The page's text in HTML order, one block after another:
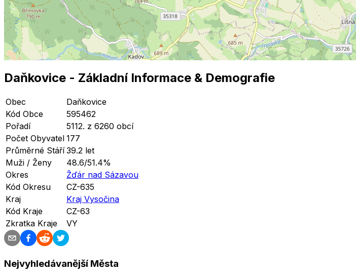
Daňkovice - Základní Informace & Demografie
Obec
Daňkovice
Kód Obce
595462
Pořadí
5112. z 6260 obcí
Počet Obyvatel 177
Průměrné Stáří 39.2 let
Muži / Ženy
48.6/51.4%
Okres
Žďár nad Sázavou
Kód Okresu
CZ-635
Kraj
Kraj Vysočina
Kód Kraje
CZ-63
Zkratka Kraje
VY
Nejvyhledávanější Města